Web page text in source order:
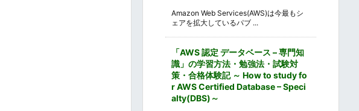
Amazon Web Services(AWS)は今最もシ
ェアを拡大しているパブ ...
「AWS 認定 データベース – 専門知
識」の学習方法・勉強法・試験対
策・合格体験記 ～ How to study fo
r AWS Certified Database – Speci
alty(DBS)～